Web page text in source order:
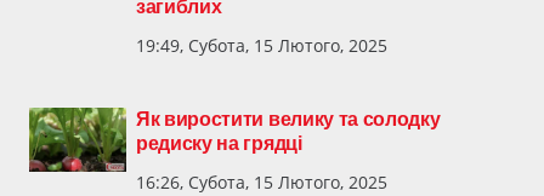
загиблих
19:49, Субота, 15 Лютого, 2025
Як виростити велику та солодку
редиску на грядці
16:26, Субота, 15 Лютого, 2025